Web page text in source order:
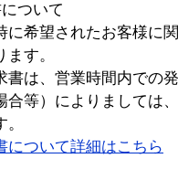
ついて
に希望されたお客様に
ます。
書は、営業時間内での
合等）によりましては
について詳細はこちら